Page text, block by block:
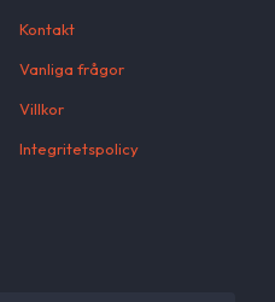
Kontakt
Vanliga frågor
Villkor
Integritetspolicy